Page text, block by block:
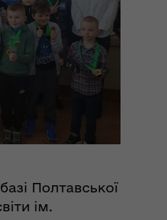
Полтавської
ім.